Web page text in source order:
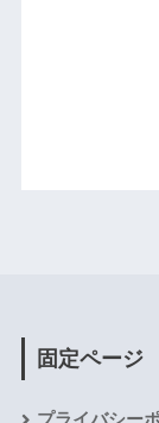
固定ページ